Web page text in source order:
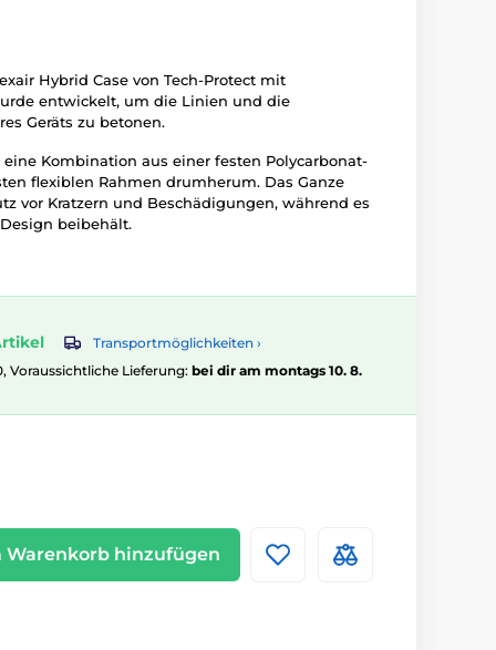
Hybrid Case von Tech-Protect mit
entwickelt, um die Linien und die
Geräts zu betonen.
Kombination aus einer festen Polycarbonat-
flexiblen Rahmen drumherum. Das Ganze
vor Kratzern und Beschädigungen, während es
beibehält.
Transportmöglichkeiten ›
Voraussichtliche Lieferung: bei dir am montags 10. 8.
Warenkorb hinzufügen